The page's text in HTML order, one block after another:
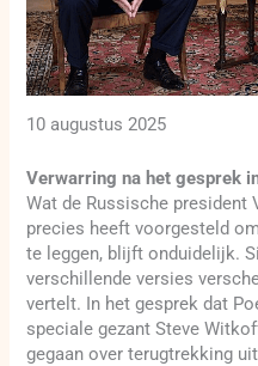
10 augustus 2025
Verwarring na het gesprek
Wat de Russische president
precies heeft voorgesteld
te leggen, blijft onduidelijk.
verschillende versies
vertelt. In het gesprek dat
speciale gezant Steve
gegaan over terugtrekking